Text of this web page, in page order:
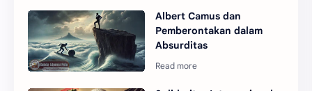
Albert Camus dan
Pemberontakan dalam
Absurditas